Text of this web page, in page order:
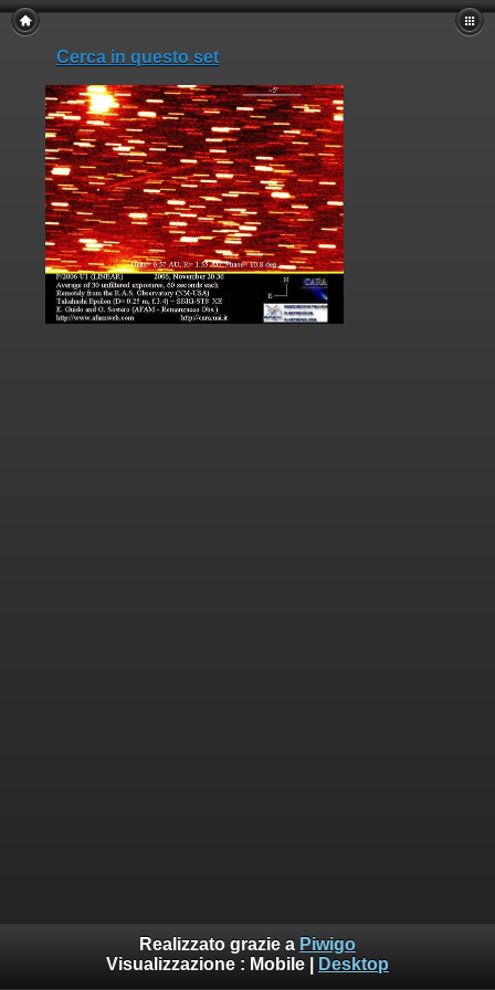
Cerca in questo set
Realizzato grazie a Piwigo
Visualizzazione : Mobile Desktop